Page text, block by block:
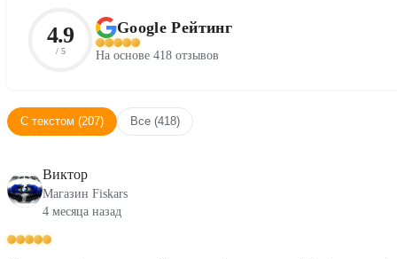
4.9
/ 5
Google Рейтинг
На основе 418 отзывов
С текстом (207) Все (418)
Виктор
Магазин Fiskars
4 месяца назад